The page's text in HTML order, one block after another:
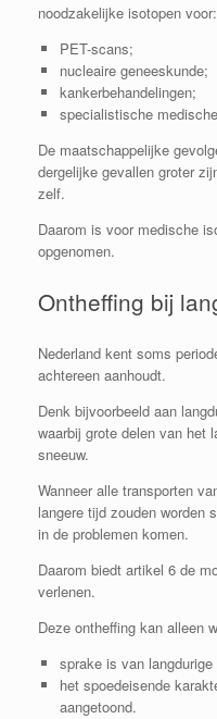
noodzakelijke isotopen voor:
PET-scans;
nucleaire geneeskunde;
kankerbehandelingen;
specialistische
De maatschappelijke
dergelijke gevallen groter
zelf.
Daarom is voor medische
opgenomen.
Ontheffing bij
Nederland kent soms
achtereen aanhoudt.
Denk bijvoorbeeld aan
waarbij grote delen van het
sneeuw.
Wanneer alle transporten
langere tijd zouden worden
in de problemen komen.
Daarom biedt artikel 6 de
verlenen.
Deze ontheffing kan alleen
sprake is van langdurige
het spoedeisende
aangetoond.